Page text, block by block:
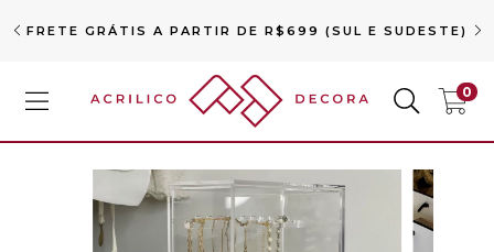
FRETE GRÁTIS A PARTIR DE R$699 (SUL E SUDESTE)
0